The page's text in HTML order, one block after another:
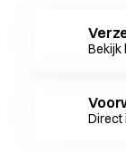
Bekijk
Direct